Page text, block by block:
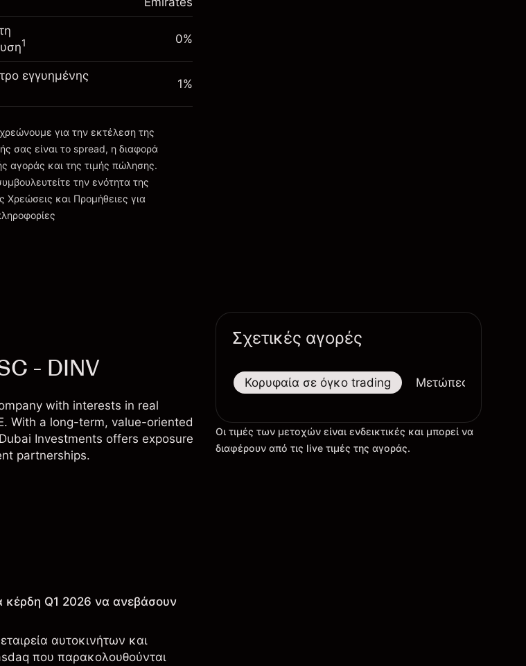
AED 3,000.00
στην πλατφόρμα
θέσης
με μόχλευση
μόχλευση ~
1 0%
εγγυημένης
και Τέλη
1%
για την εκτέλεση της
σας είναι το spread, η διαφορά
αγοράς και της τιμής πώλησης.
την ενότητα της
Χρεώσεις και Προμήθειες για
- DINV
with interests in real
With a long-term, value-oriented
Investments offers exposure
partnerships.
Q1 2026 να ανεβάσουν
αυτοκινήτων και
που παρακολουθούνται
Σχετικές αγορές
Κορυφαία σε όγκο trading Μετώπες
Οι τιμές των μετοχών είναι ενδεικτικές και μπορεί να
διαφέρουν από τις live τιμές της αγοράς.